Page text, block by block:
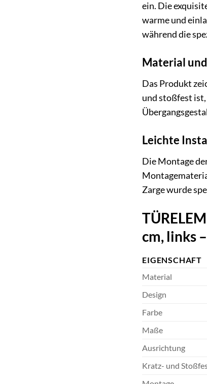
ein. Die
warme und
während die
Material
Das Produkt
und stoßfest
Leichte
Die Montage
Zarge wurde
cm, links
EIGENSCHAFT
Material
Design
Farbe
Maße
Ausrichtung
Kratz- und